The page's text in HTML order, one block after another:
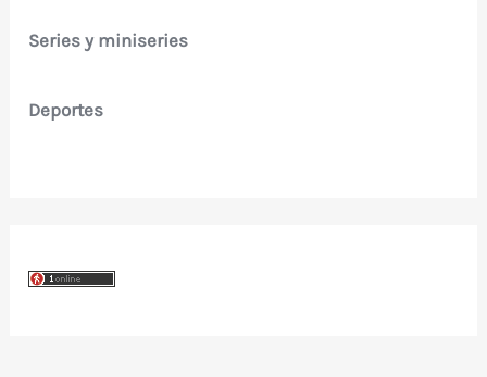
Series y miniseries
Deportes